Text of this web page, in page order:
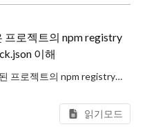
프로젝트의 npm registry
이해
최근 회사에서 N년 이상 성숙된 프로젝트의 npm registry를 사내 registry로 변경하는 업무를 진행했다.
읽기모드